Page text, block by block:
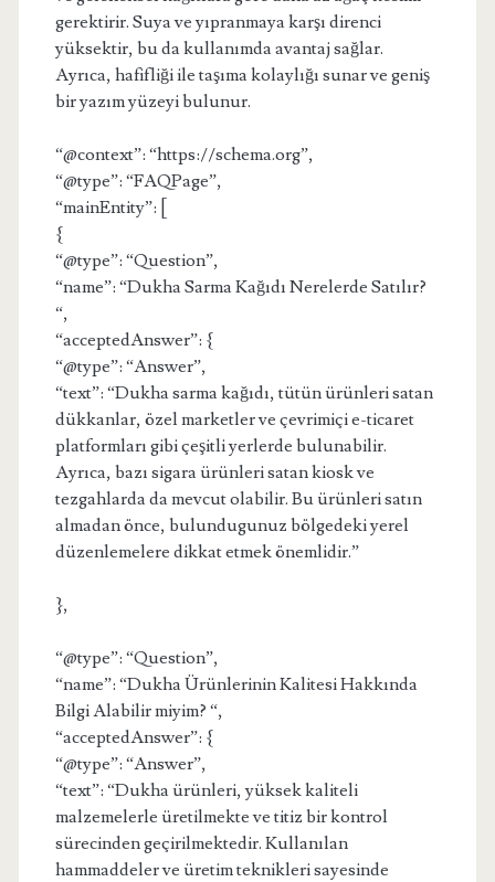
gerektirir. Suya ve yıpranmaya karşı direnci
yüksektir, bu da kullanımda avantaj sağlar.
Ayrıca, hafifliği ile taşıma kolaylığı sunar ve geniş
bir yazım yüzeyi bulunur.
“@context”: “https://schema.org”,
“@type”: “FAQPage”,
“mainEntity”: [
{
“@type”: “Question”,
“name”: “Dukha Sarma Kağıdı Nerelerde Satılır?
“,
“acceptedAnswer”: {
“@type”: “Answer”,
“text”: “Dukha sarma kağıdı, tütün ürünleri satan
dükkanlar, özel marketler ve çevrimiçi e-ticaret
platformları gibi çeşitli yerlerde bulunabilir.
Ayrıca, bazı sigara ürünleri satan kiosk ve
tezgahlarda da mevcut olabilir. Bu ürünleri satın
almadan önce, bulundugunuz bölgedeki yerel
düzenlemelere dikkat etmek önemlidir.”
},
“@type”: “Question”,
“name”: “Dukha Ürünlerinin Kalitesi Hakkında
Bilgi Alabilir miyim? “,
“acceptedAnswer”: {
“@type”: “Answer”,
“text”: “Dukha ürünleri, yüksek kaliteli
malzemelerle üretilmekte ve titiz bir kontrol
sürecinden geçirilmektedir. Kullanılan
hammaddeler ve üretim teknikleri sayesinde